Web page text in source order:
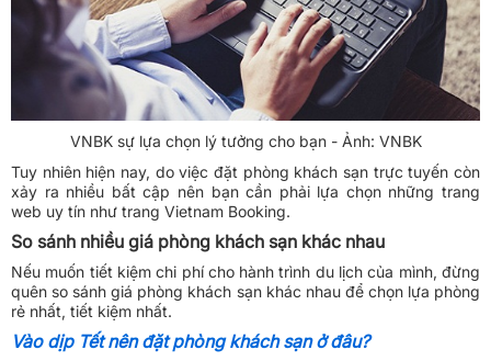
VNBK sự lựa chọn lý tưởng cho bạn - Ảnh: VNBK
Tuy nhiên hiện nay, do việc đặt phòng khách sạn trực tuyến còn
xảy ra nhiều bất cập nên bạn cần phải lựa chọn những trang
web uy tín như trang Vietnam Booking.
So sánh nhiều giá phòng khách sạn khác nhau
Nếu muốn tiết kiệm chi phí cho hành trình du lịch của mình, đừng
quên so sánh giá phòng khách sạn khác nhau để chọn lựa phòng
rẻ nhất, tiết kiệm nhất.
Vào dịp Tết nên đặt phòng khách sạn ở đâu?